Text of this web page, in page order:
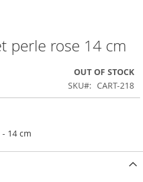
perle rose 14 cm
OUT OF STOCK
SKU
CART-218
14 cm